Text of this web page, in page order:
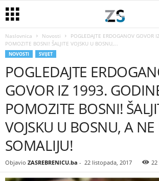
Naslovnica Novosti
POGLEDAJTE ERDOGANOV GOVOR
POMOZITE BOSNI! ŠALJITE VOJSKU U BOSNU,...
NOVOSTI SVIJET
POGLEDAJTE
GOVOR IZ 1993.
POMOZITE BOSNI!
VOJSKU U BOSNU, A NE
SOMALIJU!
Objavio ZASREBRENICU.ba - 22 listopada, 2017 22